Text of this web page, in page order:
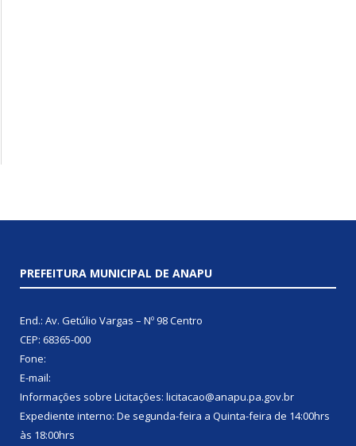
PREFEITURA MUNICIPAL DE ANAPU
End.: Av. Getúlio Vargas – Nº 98 Centro
CEP: 68365-000
Fone:
E-mail:
Informações sobre Licitações: licitacao@anapu.pa.gov.br
Expediente interno: De segunda-feira a Quinta-feira de 14:00hrs
às 18:00hrs